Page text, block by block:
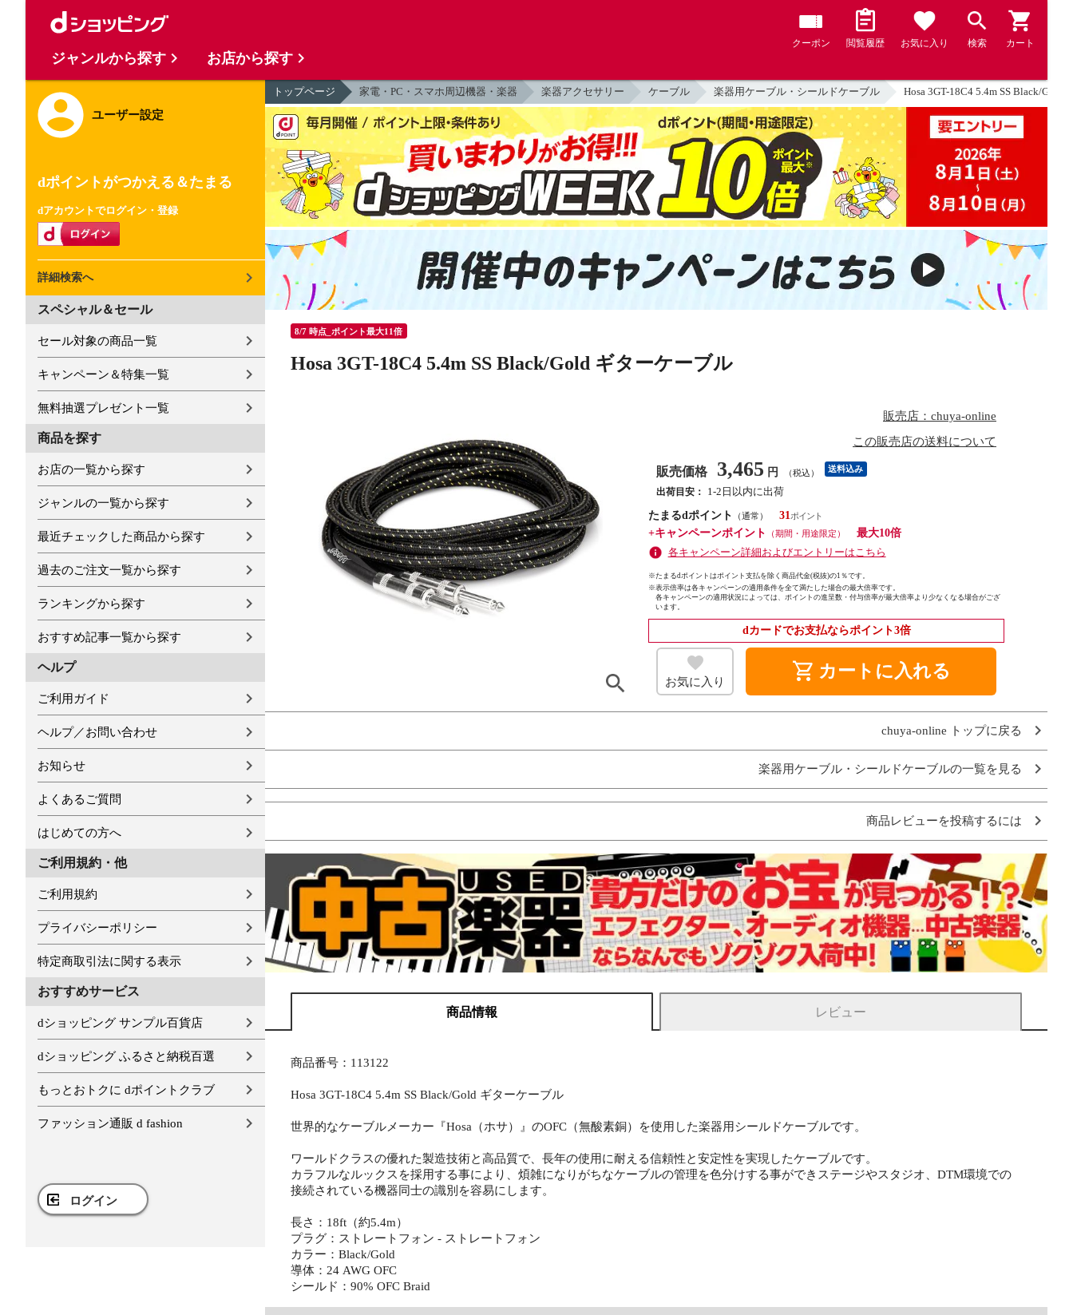
クーポン 閲覧履歴 お気に入り 検索 カート
ユーザー設定
dポイントがつかえる＆たまる
dアカウントでログイン・登録
詳細検索へ
スペシャル＆セール
セール対象の商品一覧
キャンペーン＆特集一覧
無料抽選プレゼント一覧
商品を探す
お店の一覧から探す
ジャンルの一覧から探す
最近チェックした商品から探す
過去のご注文一覧から探す
ランキングから探す
おすすめ記事一覧から探す
ヘルプ
ご利用ガイド
ヘルプ／お問い合わせ
お知らせ
よくあるご質問
はじめての方へ
ご利用規約・他
ご利用規約
プライバシーポリシー
特定商取引法に関する表示
おすすめサービス
dショッピング サンプル百貨店
dショッピング ふるさと納税百選
もっとおトクに dポイントクラブ
ファッション通販 d fashion
ログイン
トップページ 家電・PC・スマホ周辺機器・楽器 楽器アクセサリー ケーブル 楽器用ケーブル・シールドケーブル Hosa 3GT-18C4 5.4m SS Black/Gold
8/7 時点_ポイント最大11倍
Hosa 3GT-18C4 5.4m SS Black/Gold ギターケーブル
販売店：chuya-online
この販売店の送料について
販売価格 3,465 円 （税込） 送料込み
出荷目安：
1-2日以内に出荷
たまるdポイント
（通常）
31
+キャンペーンポイント
（期間・用途限定）
最大10倍
各キャンペーン詳細およびエントリーはこちら
※たまるdポイントはポイント支払を除く商品代金(税抜)の1％です。
※表示倍率は各キャンペーンの適用条件を全て満たした場合の最大倍率です。
各キャンペーンの適用状況によっては、ポイントの進呈数・付与倍率が最大倍率より少なくなる場合がござ
います。
dカードでお支払ならポイント3倍
お気に入り shopping_cart カートに入れる
chuya-online トップに戻る
楽器用ケーブル・シールドケーブルの一覧を見る
商品レビューを投稿するには
商品情報 レビュー
商品番号：113122
Hosa 3GT-18C4 5.4m SS Black/Gold ギターケーブル
世界的なケーブルメーカー『Hosa（ホサ）』のOFC（無酸素銅）を使用した楽器用シールドケーブルです。
ワールドクラスの優れた製造技術と高品質で、長年の使用に耐える信頼性と安定性を実現したケーブルです。
カラフルなルックスを採用する事により、煩雑になりがちなケーブルの管理を色分けする事ができステージやスタジオ、DTM環境での
接続されている機器同士の識別を容易にします。
長さ：18ft（約5.4m）
プラグ：ストレートフォン - ストレートフォン
カラー：Black/Gold
導体：24 AWG OFC
シールド：90% OFC Braid
ジャンルから探す お店から探す